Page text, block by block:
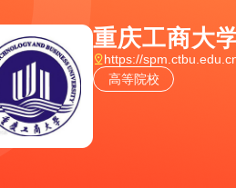
重庆工商大
https://
高等院校